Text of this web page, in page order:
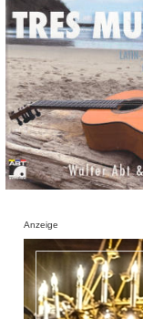
Anzeige